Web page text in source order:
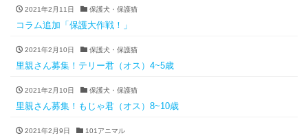
2021年2月11日 保護犬・保護猫
コラム追加「保護大作戦！」
2021年2月10日 保護犬・保護猫
里親さん募集！テリー君（オス）4~5歳
2021年2月10日 保護犬・保護猫
里親さん募集！もじゃ君（オス）8~10歳
2021年2月9日 101アニマル